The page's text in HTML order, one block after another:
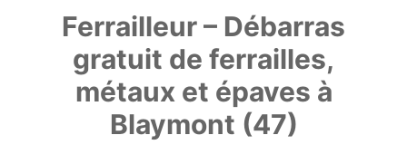
Ferrailleur – Débarras
gratuit de ferrailles,
métaux et épaves à
Blaymont (47)